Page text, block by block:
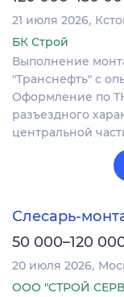
21 июля 2026
БК Строй
Выполнение
"Транснефть" с
Оформление по
разъездного
центральной
Слесарь-
50 000–120
20 июля 2026
ООО "СТРОЙ